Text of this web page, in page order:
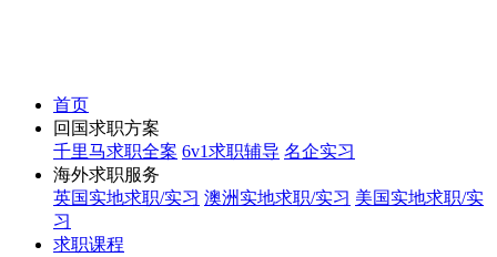
首页
回国求职方案
千里马求职全案 6v1求职辅导 名企实习
海外求职服务
英国实地求职/实习 澳洲实地求职/实习 美国实地求职/实
习
求职课程